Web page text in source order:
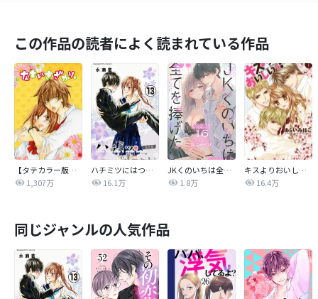
この作品の読者によく読まれている作品
【タテカラー版】なまいきざかり。
1,307万
ハチミツにはつこい
16.1万
JKくのいちは全てを捧げたい
1.8万
キスよりおいしいっ！
16.4万
同じジャンルの人気作品